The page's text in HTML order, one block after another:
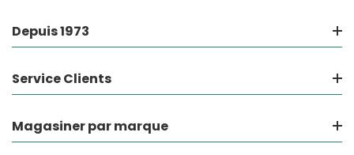
Depuis 1973
Service Clients
Magasiner par marque